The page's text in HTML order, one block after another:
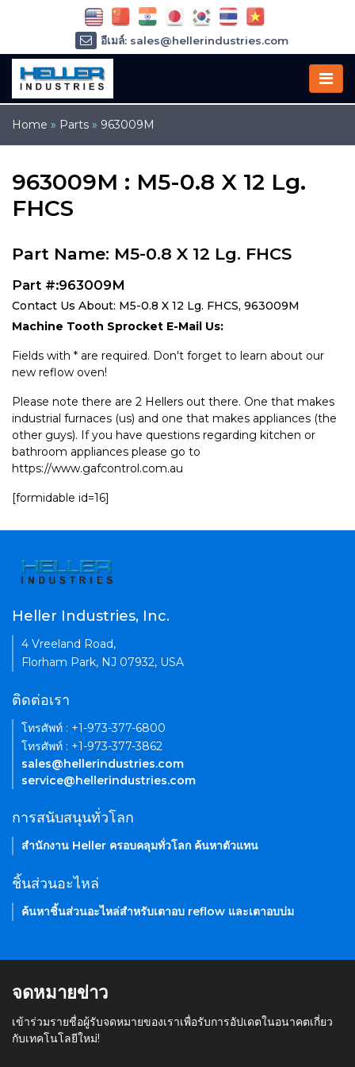
Home » Parts » 963009M
963009M : M5-0.8 X 12 Lg.
FHCS
Part Name: M5-0.8 X 12 Lg. FHCS
Part #:963009M
Contact Us About: M5-0.8 X 12 Lg. FHCS, 963009M
Machine Tooth Sprocket E-Mail Us:
Fields with * are required. Don't forget to learn about our
new reflow oven!
Please note there are 2 Hellers out there. One that makes
industrial furnaces (us) and one that makes appliances (the
other guys). If you have questions regarding kitchen or
bathroom appliances please go to
https://www.gafcontrol.com.au
[formidable id=16]
อีเมล์: sales@hellerindustries.com
อีเมล์: service@hellerindustries.com
โทรศัพท์ :
Heller Industries, Inc.
4 Vreeland Road,
Florham Park, NJ 07932, USA
ติดต่อเรา
โทรศัพท์ : +1-973-377-6800
โทรศัพท์ : +1-973-377-3862
sales@hellerindustries.com
service@hellerindustries.com
การสนับสนุนทั่วโลก
สำนักงาน Heller ครอบคลุมทั่วโลก ค้นหาตัวแทน
ชิ้นส่วนอะไหล่
ค้นหาชิ้นส่วนอะไหล่สำหรับเตาอบ reflow และเตาอบบ่ม
จดหมายข่าว
เข้าร่วมรายชื่อผู้รับจดหมายของเราเพื่อรับการอัปเดตในอนาคตเกี่ยว
กับเทคโนโลยีใหม่!